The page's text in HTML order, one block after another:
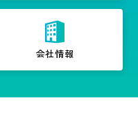
会社情報